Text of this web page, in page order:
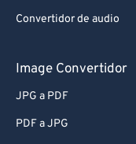
Convertidor de audio
Image Convertidor
JPG a PDF
PDF a JPG